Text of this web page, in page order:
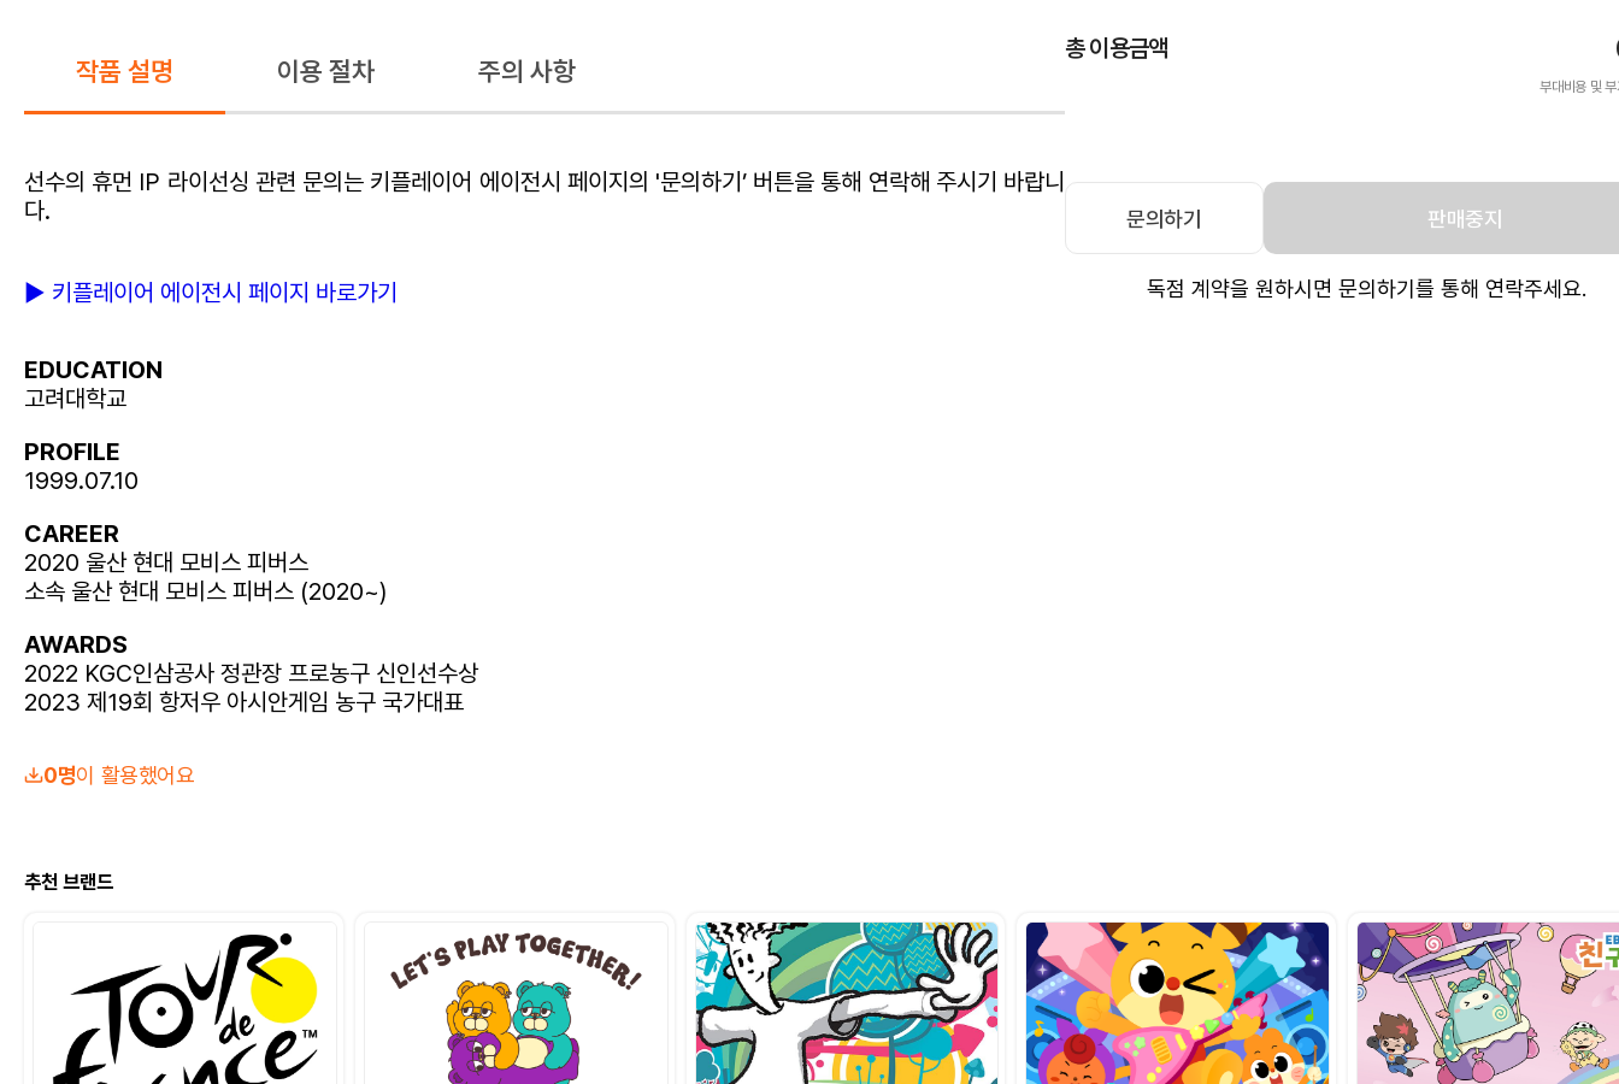
작품 설명 이용 절차 주의 사항
선수의 휴먼 IP 라이선싱 관련 문의는 키플레이어 에이전시 페이지의 '문의하기’ 버튼을 통해 연락해 주시기 바랍니
다.
► 키플레이어 에이전시 페이지 바로가기
EDUCATION
고려대학교
PROFILE
1999.07.10
CAREER
2020 울산 현대 모비스 피버스
소속 울산 현대 모비스 피버스 (2020~)
AWARDS
2022 KGC인삼공사 정관장 프로농구 신인선수상
2023 제19회 항저우 아시안게임 농구 국가대표
0명이 활용했어요
총 이용금액
부대비용 및
문의하기 판매중지
독점 계약을 원하시면 문의하기를 통해 연락주세요.
추천 브랜드